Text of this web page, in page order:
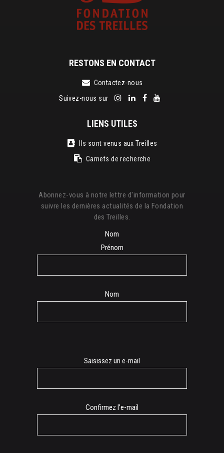
RESTONS EN CONTACT
Contactez-nous
Suivez-nous sur
LIENS UTILES
Ils sont venus aux Treilles
Carnets de recherche
Abonnez-vous à notre lettre d'information pour
suivre les dernières actualités de la Fondation
des Treilles.
Nom
Prénom
Nom
Saisissez un e-mail
Confirmez l’e-mail